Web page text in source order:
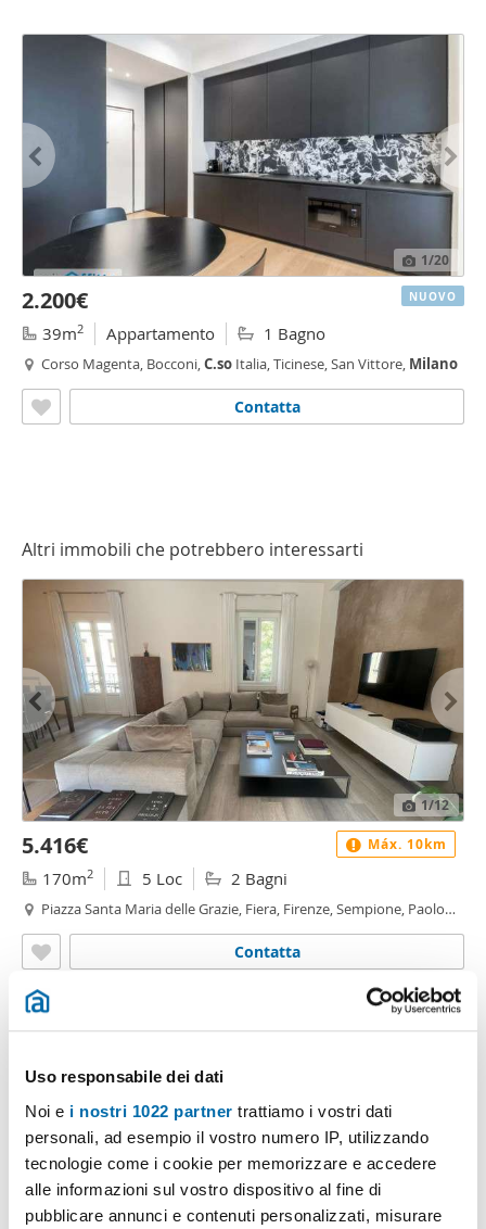
Uso responsabile dei dati
Noi e i nostri 1022 partner trattiamo i vostri dati
personali, ad esempio il vostro numero IP, utilizzando
tecnologie come i cookie per memorizzare e accedere
alle informazioni sul vostro dispositivo al fine di
pubblicare annunci e contenuti personalizzati, misurare
1/20
2.200€
39m2 Appartamento 1 Bagno
Corso Magenta, Bocconi,C.so Italia, Ticinese, San Vittore, Milano
Contatta
NUOVO
Altri immobili che potrebbero interessarti
1/12
5.416€
170m2 5 Loc 2 Bagni
Piazza Santa Maria delle Grazie, Fiera, Firenze, Sempione, Paolo
Contatta
Máx. 10km